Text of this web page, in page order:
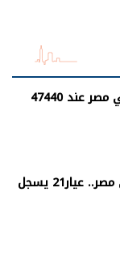
الجنيه الذهب اليوم الاثنين في مصر عند 47440
سعر الذهب اليوم الثلاثاء في مصر.. عيار21 يسجل